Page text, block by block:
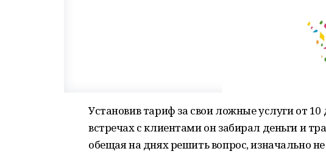
Установив тариф за свои ложные услуги от
встречах с клиентами он забирал деньги и
обещая на днях решить вопрос, изначально